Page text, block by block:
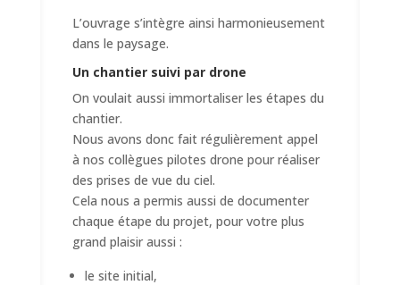
L’ouvrage s’intègre ainsi harmonieusement
dans le paysage.
Un chantier suivi par drone
On voulait aussi immortaliser les étapes du
chantier.
Nous avons donc fait régulièrement appel
à nos collègues pilotes drone pour réaliser
des prises de vue du ciel.
Cela nous a permis aussi de documenter
chaque étape du projet, pour votre plus
grand plaisir aussi :
le site initial,